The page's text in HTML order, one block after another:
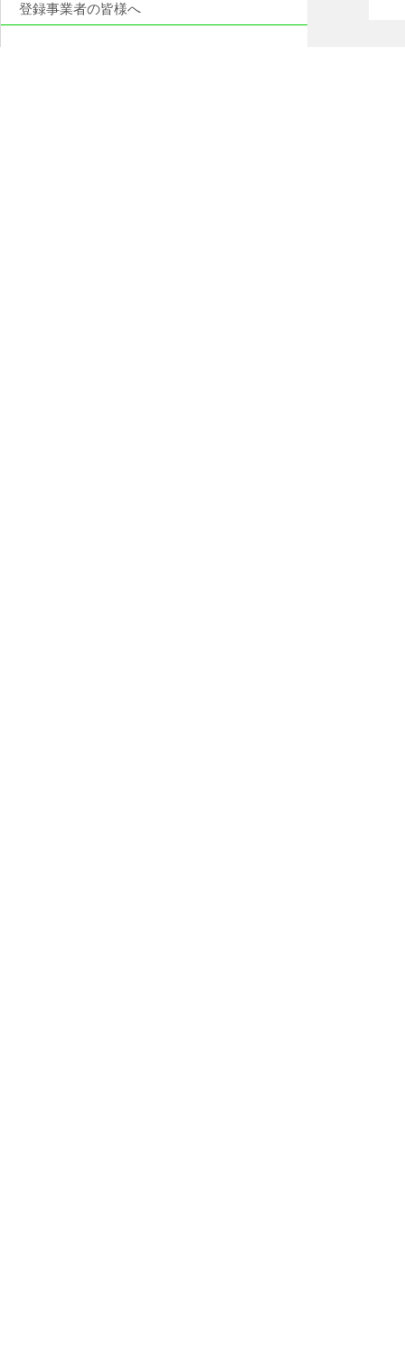
登録事業者の皆様へ